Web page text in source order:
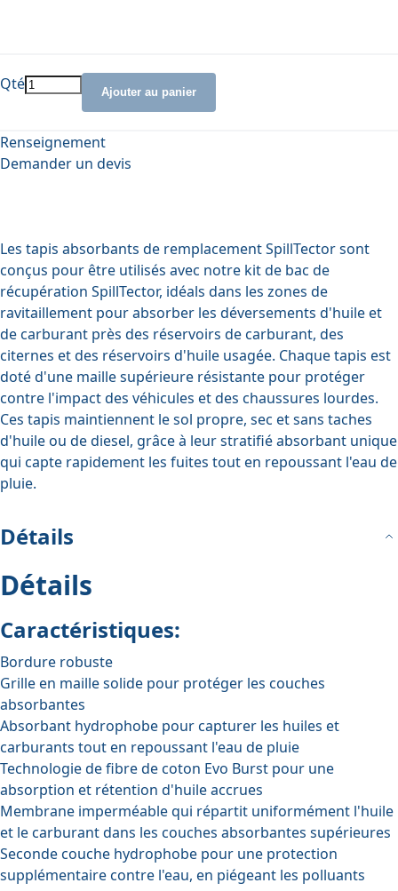
Qté Ajouter au panier
Renseignement
Demander un devis
Les tapis absorbants de remplacement SpillTector sont
conçus pour être utilisés avec notre kit de bac de
récupération SpillTector, idéals dans les zones de
ravitaillement pour absorber les déversements d'huile et
de carburant près des réservoirs de carburant, des
citernes et des réservoirs d'huile usagée. Chaque tapis est
doté d'une maille supérieure résistante pour protéger
contre l'impact des véhicules et des chaussures lourdes.
Ces tapis maintiennent le sol propre, sec et sans taches
d'huile ou de diesel, grâce à leur stratifié absorbant unique
qui capte rapidement les fuites tout en repoussant l'eau de
pluie.
Détails
Détails
Caractéristiques:
Bordure robuste
Grille en maille solide pour protéger les couches
absorbantes
Absorbant hydrophobe pour capturer les huiles et
carburants tout en repoussant l'eau de pluie
Technologie de fibre de coton Evo Burst pour une
absorption et rétention d'huile accrues
Membrane imperméable qui répartit uniformément l'huile
et le carburant dans les couches absorbantes supérieures
Seconde couche hydrophobe pour une protection
supplémentaire contre l'eau, en piégeant les polluants